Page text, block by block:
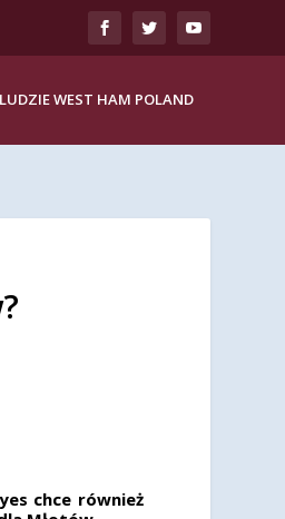
LUDZIE WEST HAM POLAND
chce również